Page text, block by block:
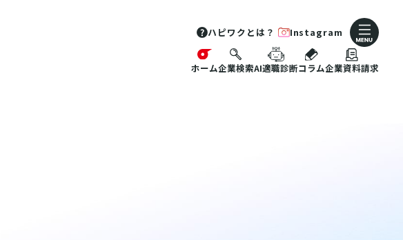
ハピワクとは？ Instagram
ホーム企業検索AI適職診断コラム企業資料請求